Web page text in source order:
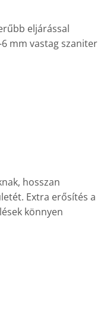
eljárással
mm vastag szaniter
hosszan
Extra erősítés a
könnyen